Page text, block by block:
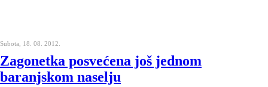
Subota, 18. 08. 2012.
Zagonetka posvećena još jednom
baranjskom naselju